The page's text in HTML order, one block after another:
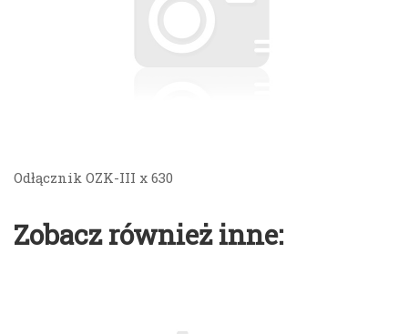
Odłącznik OZK-III x 630
Zobacz również inne: